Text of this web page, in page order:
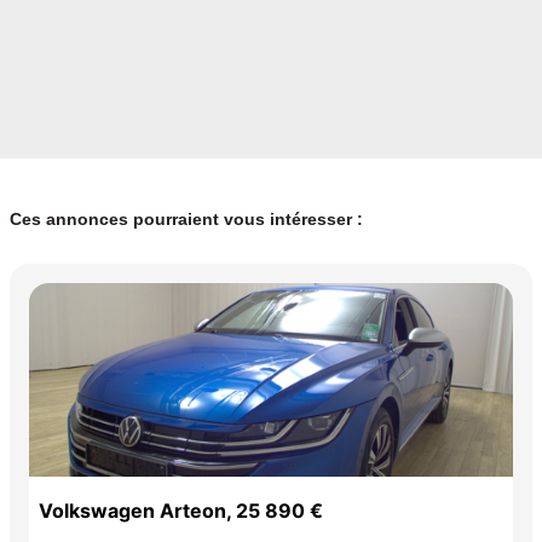
Ces annonces pourraient vous intéresser :
Volkswagen Arteon, 25 890 €